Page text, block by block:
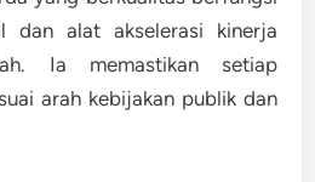
dan alat akselerasi kinerja
. Ia memastikan setiap
arah kebijakan publik dan